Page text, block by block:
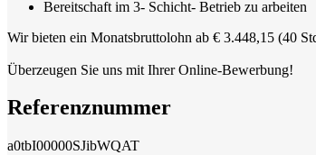
Bereitschaft im 3- Schicht- Betrieb zu arbeiten
Wir bieten ein Monatsbruttolohn ab € 3.448,15 (40
Überzeugen Sie uns mit Ihrer Online-Bewerbung!
Referenznummer
a0tbI00000SJibWQAT